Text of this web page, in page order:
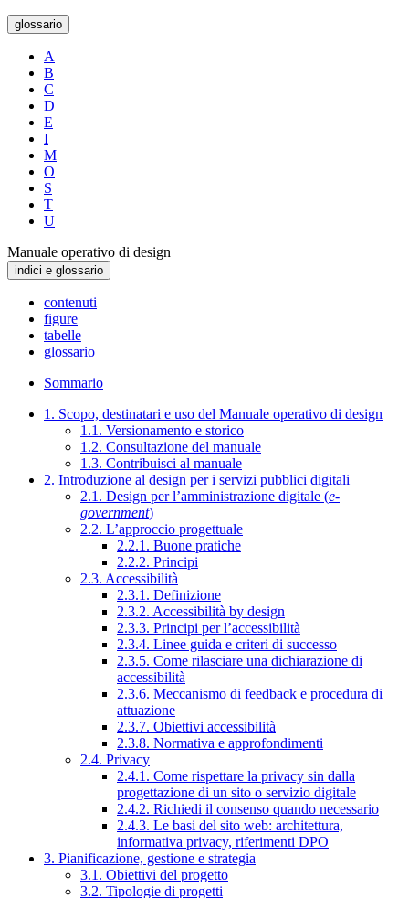
glossario
A
B
C
D
E
I
M
O
S
T
U
Manuale operativo di design
indici e glossario
contenuti
figure
tabelle
glossario
Sommario
1. Scopo, destinatari e uso del Manuale operativo di design
1.1. Versionamento e storico
1.2. Consultazione del manuale
1.3. Contribuisci al manuale
2. Introduzione al design per i servizi pubblici digitali
2.1. Design per l’amministrazione digitale (e-
government)
2.2. L’approccio progettuale
2.2.1. Buone pratiche
2.2.2. Principi
2.3. Accessibilità
2.3.1. Definizione
2.3.2. Accessibilità by design
2.3.3. Principi per l’accessibilità
2.3.4. Linee guida e criteri di successo
2.3.5. Come rilasciare una dichiarazione di
accessibilità
2.3.6. Meccanismo di feedback e procedura di
attuazione
2.3.7. Obiettivi accessibilità
2.3.8. Normativa e approfondimenti
2.4. Privacy
2.4.1. Come rispettare la privacy sin dalla
progettazione di un sito o servizio digitale
2.4.2. Richiedi il consenso quando necessario
2.4.3. Le basi del sito web: architettura,
informativa privacy, riferimenti DPO
3. Pianificazione, gestione e strategia
3.1. Obiettivi del progetto
3.2. Tipologie di progetti